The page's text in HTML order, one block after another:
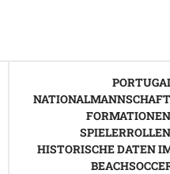
HISTORISCHE DATEN